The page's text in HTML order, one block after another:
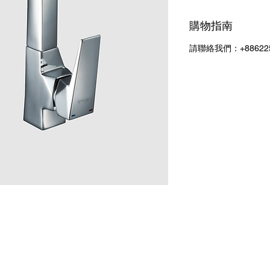
購物指南
請聯絡我們：